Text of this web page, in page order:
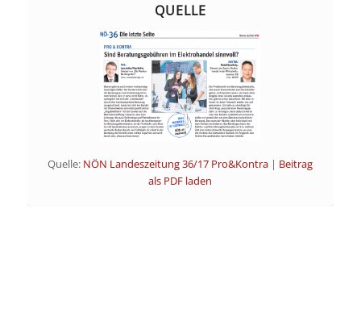
QUELLE
Quelle: NÖN Landeszeitung 36/17 Pro&Kontra | Beitrag
als PDF laden